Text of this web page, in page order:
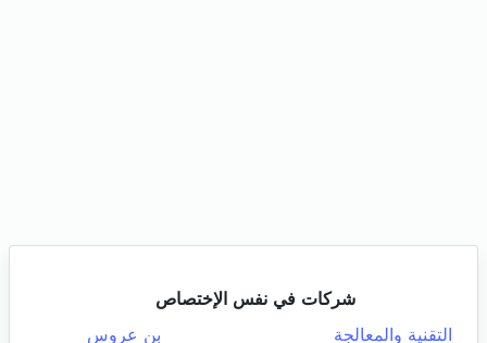
شركات في نفس الإختصاص
التقنية والمعالجة
بن عروس